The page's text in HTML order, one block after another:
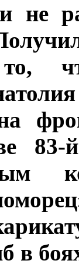
не
в